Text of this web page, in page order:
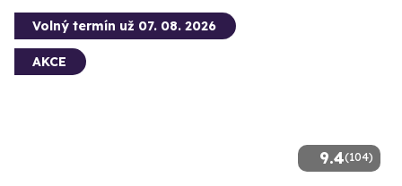
9.4(104)
Volný termín už 07. 08. 2026
AKCE